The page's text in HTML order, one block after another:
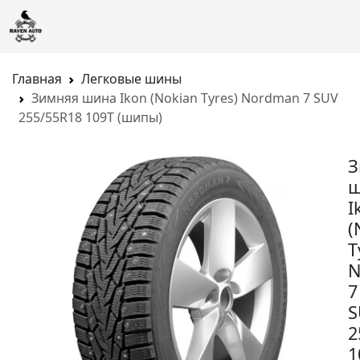
Главная
Легковые шины
Зимняя шина Ikon (Nokian Tyres) Nordman 7 SUV
255/55R18 109T (шипы)
7